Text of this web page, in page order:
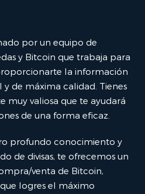
por un equipo de
y Bitcoin que trabaja para
la información
y de máxima calidad. Tienes
muy valiosa que te ayudará
de una forma eficaz.
profundo conocimiento y
de divisas, te ofrecemos un
venta de Bitcoin,
logres el máximo